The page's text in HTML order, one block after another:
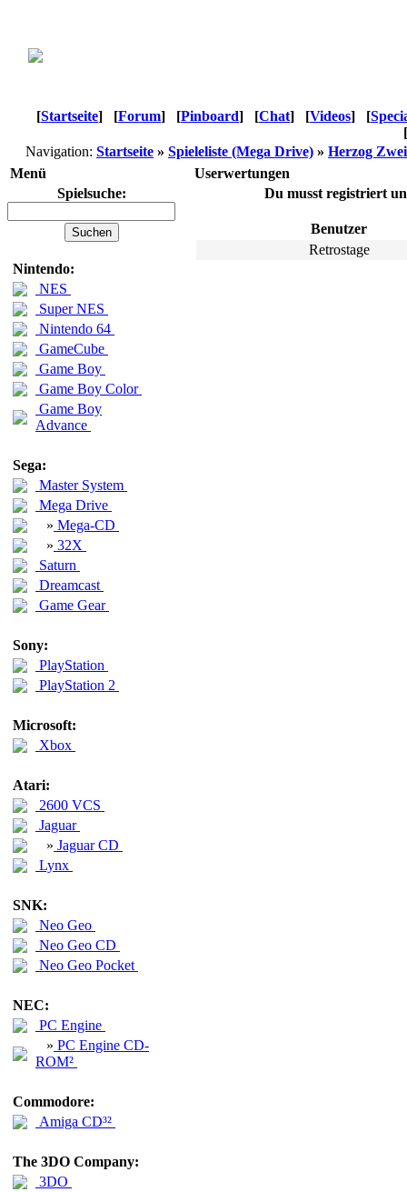
[Startseite] [Forum] [Pinboard] [Chat] [Videos] [
[
Navigation: Startseite » Spieleliste (Mega Drive) » Herzog Zwei
Menü
Userwertungen
Spielsuche:
Nintendo:
NES
Super NES
Nintendo 64
GameCube
Game Boy
Game Boy Color
Game Boy
Advance
Sega:
Master System
Mega Drive
» Mega-CD
» 32X
Saturn
Dreamcast
Game Gear
Sony:
PlayStation
PlayStation 2
Microsoft:
Xbox
Atari:
2600 VCS
Jaguar
» Jaguar CD
Lynx
SNK:
Neo Geo
Neo Geo CD
Neo Geo Pocket
NEC:
PC Engine
» PC Engine CD-
ROM²
Commodore:
Amiga CD³²
The 3DO Company:
3DO
Du musst registriert
Benutzer
Retrostage